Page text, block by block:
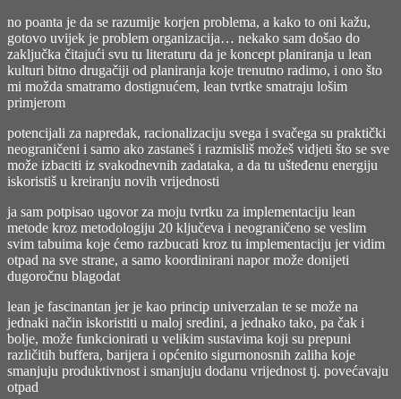
no poanta je da se razumije korjen problema, a kako to oni kažu,
gotovo uvijek je problem organizacija… nekako sam došao do
zaključka čitajući svu tu literaturu da je koncept planiranja u lean
kulturi bitno drugačiji od planiranja koje trenutno radimo, i ono što
mi možda smatramo dostignućem, lean tvrtke smatraju lošim
primjerom
potencijali za napredak, racionalizaciju svega i svačega su praktički
neograničeni i samo ako zastaneš i razmisliš možeš vidjeti što se sve
može izbaciti iz svakodnevnih zadataka, a da tu ušteđenu energiju
iskoristiš u kreiranju novih vrijednosti
ja sam potpisao ugovor za moju tvrtku za implementaciju lean
metode kroz metodologiju 20 ključeva i neograničeno se veslim
svim tabuima koje ćemo razbucati kroz tu implementaciju jer vidim
otpad na sve strane, a samo koordinirani napor može donijeti
dugoročnu blagodat
lean je fascinantan jer je kao princip univerzalan te se može na
jednaki način iskoristiti u maloj sredini, a jednako tako, pa čak i
bolje, može funkcionirati u velikim sustavima koji su prepuni
različitih buffera, barijera i općenito sigurnonosnih zaliha koje
smanjuju produktivnost i smanjuju dodanu vrijednost tj. povećavaju
otpad